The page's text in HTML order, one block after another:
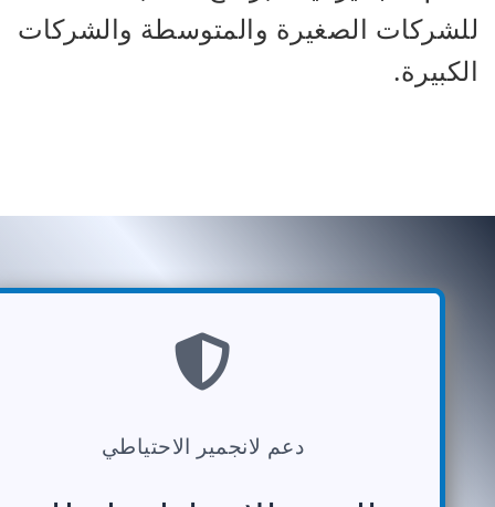
للشركات الصغيرة والمتوسطة والشركات
الكبيرة.
دعم لانجمير الاحتياطي